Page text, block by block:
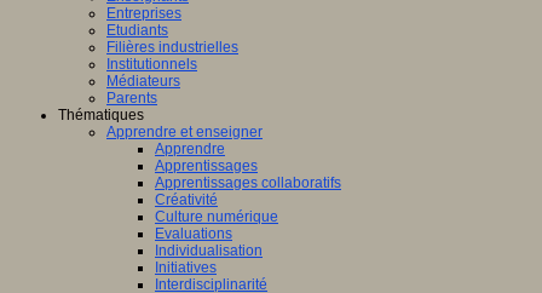
Entreprises
Etudiants
Filières industrielles
Institutionnels
Médiateurs
Parents
Thématiques
Apprendre et enseigner
Apprendre
Apprentissages
Apprentissages collaboratifs
Créativité
Culture numérique
Evaluations
Individualisation
Initiatives
Interdisciplinarité